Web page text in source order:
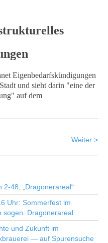
Eigenbedarfskündigungen
und sieht darin "eine der
auf dem
Weiter >
48, „Dragonerareal“
Uhr: Sommerfest im
sogen. Dragonerareal
und Zukunft im
— auf Spurensuche